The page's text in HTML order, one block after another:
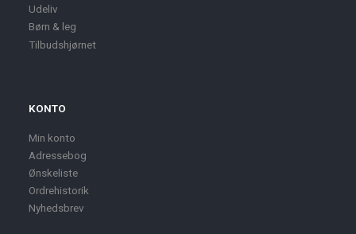
Udeliv
Børn & leg
Tilbudshjørnet
KONTO
Min konto
Adressebog
Ønskeliste
Ordrehistorik
Nyhedsbrev